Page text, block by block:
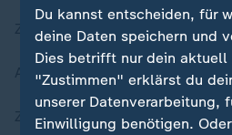
Zuletzt veröffentlicht
Aktuelle Sendungs-Videos
ZDFheute Stories
Du kannst entscheiden, für
deine Daten speichern und
Dies betrifft nur dein
"Zustimmen" erklärst du
unserer Datenverarbeitung,
Einwilligung benötigen.